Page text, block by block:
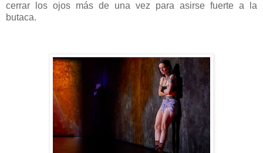
cerrar los ojos más de una vez para asirse fuerte a la
butaca.